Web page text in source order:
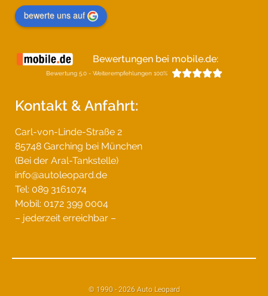
bewerte uns auf
Bewertungen bei mobile.de:
Bewertung 5.0 - Weiterempfehlungen 100% 
Kontakt & Anfahrt:
Carl-von-Linde-Straße 2
85748 Garching bei München
(Bei der Aral-Tankstelle)
info@autoleopard.de
Tel: 089 3161074
Mobil: 0172 399 0004
– jederzeit erreichbar –
© 1990 - 2026 Auto Leopard